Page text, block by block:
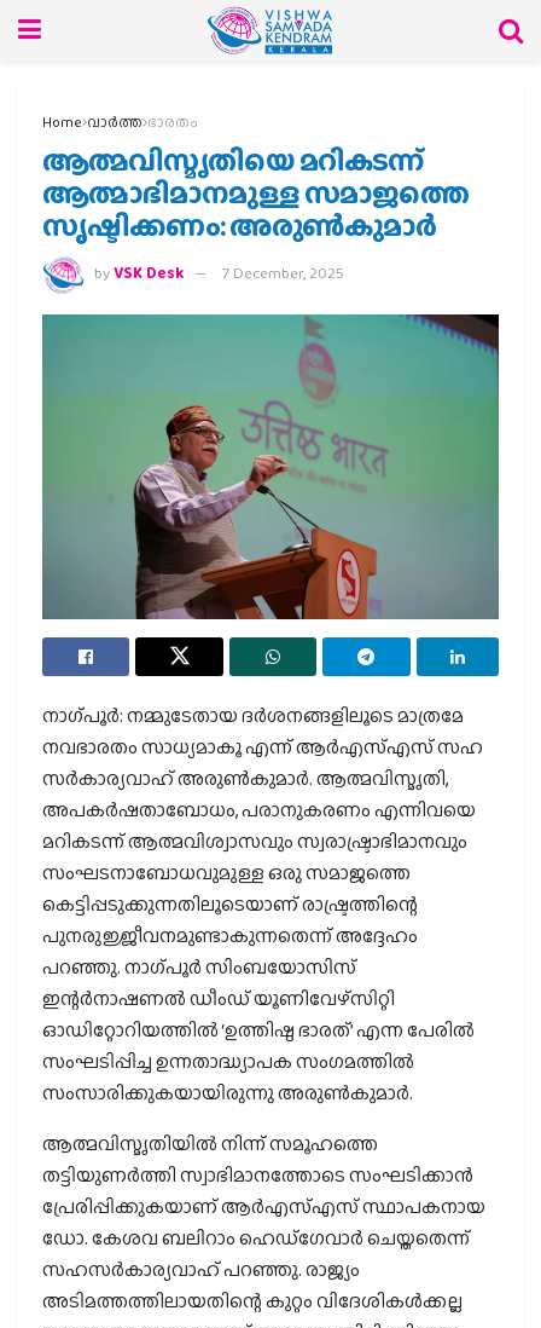
Home വാര്‍ത്ത ഭാരതം
ആത്മവിസ്മൃതിയെ മറികടന്ന്
ആത്മാഭിമാനമുള്ള സമാജത്തെ
സൃഷ്ടിക്കണം: അരുണ്‍കുമാര്‍
byVSK Desk 7 December, 2025
നാഗ്പൂര്‍: നമ്മുടേതായ ദര്‍ശനങ്ങളിലൂടെ മാത്രമേ
നവഭാരതം സാധ്യമാകൂ എന്ന് ആര്‍എസ്എസ് സഹ
സര്‍കാര്യവാഹ് അരുണ്‍കുമാര്‍. ആത്മവിസ്മൃതി,
അപകര്‍ഷതാബോധം, പരാനുകരണം എന്നിവയെ
മറികടന്ന് ആത്മവിശ്വാസവും സ്വരാഷ്ട്രാഭിമാനവും
സംഘടനാബോധവുമുള്ള ഒരു സമാജത്തെ
കെട്ടിപ്പടുക്കുന്നതിലൂടെയാണ് രാഷ്ട്രത്തിന്റെ
പുനരുജ്ജീവനമുണ്ടാകുന്നതെന്ന് അദ്ദേഹം
പറഞ്ഞു. നാഗ്പൂര്‍ സിംബയോസിസ്
ഇന്റര്‍നാഷണല്‍ ഡീംഡ് യൂണിവേഴ്‌സിറ്റി
ഓഡിറ്റോറിയത്തില്‍ ‘ഉത്തിഷ്ഠ ഭാരത്’ എന്ന പേരില്‍
സംഘടിപ്പിച്ച ഉന്നതാദ്ധ്യാപക സംഗമത്തില്‍
സംസാരിക്കുകയായിരുന്നു അരുണ്‍കുമാര്‍.
ആത്മവിസ്മൃതിയില്‍ നിന്ന് സമൂഹത്തെ
തട്ടിയുണര്‍ത്തി സ്വാഭിമാനത്തോടെ സംഘടിക്കാന്‍
പ്രേരിപ്പിക്കുകയാണ് ആര്‍എസ്എസ് സ്ഥാപകനായ
ഡോ. കേശവ ബലിറാം ഹെഡ്‌ഗേവാര്‍ ചെയ്തതെന്ന്
സഹസര്‍കാര്യവാഹ് പറഞ്ഞു. രാജ്യം
അടിമത്തത്തിലായതിന്റെ കുറ്റം വിദേശികള്‍ക്കല്ല